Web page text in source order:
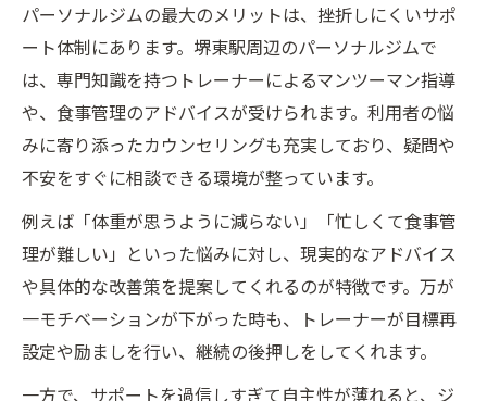
パーソナルジムの最大のメリットは、挫折しにくいサポ
ート体制にあります。堺東駅周辺のパーソナルジムで
は、専門知識を持つトレーナーによるマンツーマン指導
や、食事管理のアドバイスが受けられます。利用者の悩
みに寄り添ったカウンセリングも充実しており、疑問や
不安をすぐに相談できる環境が整っています。
例えば「体重が思うように減らない」「忙しくて食事管
理が難しい」といった悩みに対し、現実的なアドバイス
や具体的な改善策を提案してくれるのが特徴です。万が
一モチベーションが下がった時も、トレーナーが目標再
設定や励ましを行い、継続の後押しをしてくれます。
一方で、サポートを過信しすぎて自主性が薄れると、ジ